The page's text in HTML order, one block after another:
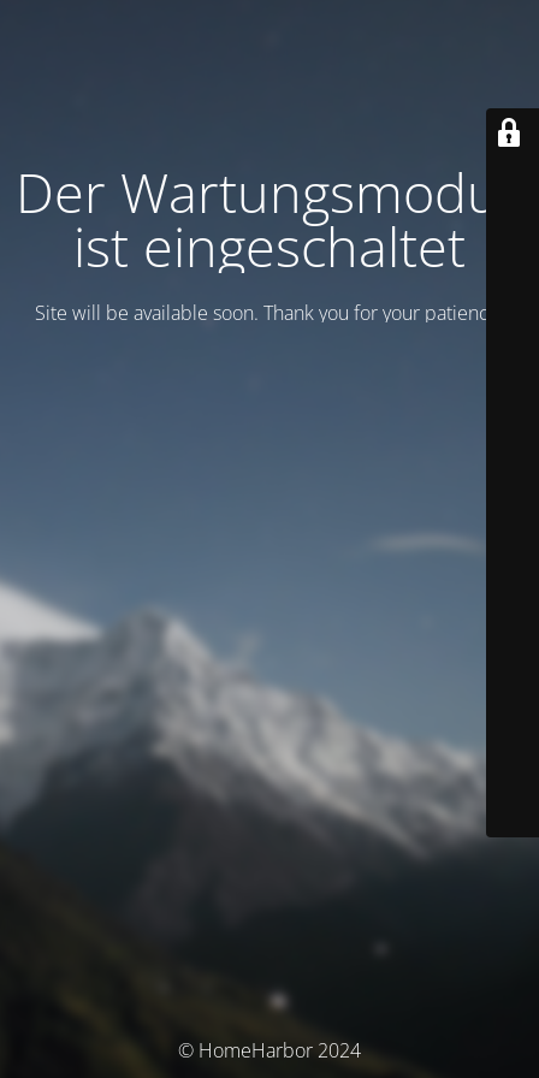
Der Wartungsmodus
ist eingeschaltet
Site will be available soon. Thank you for your patience!
© HomeHarbor 2024